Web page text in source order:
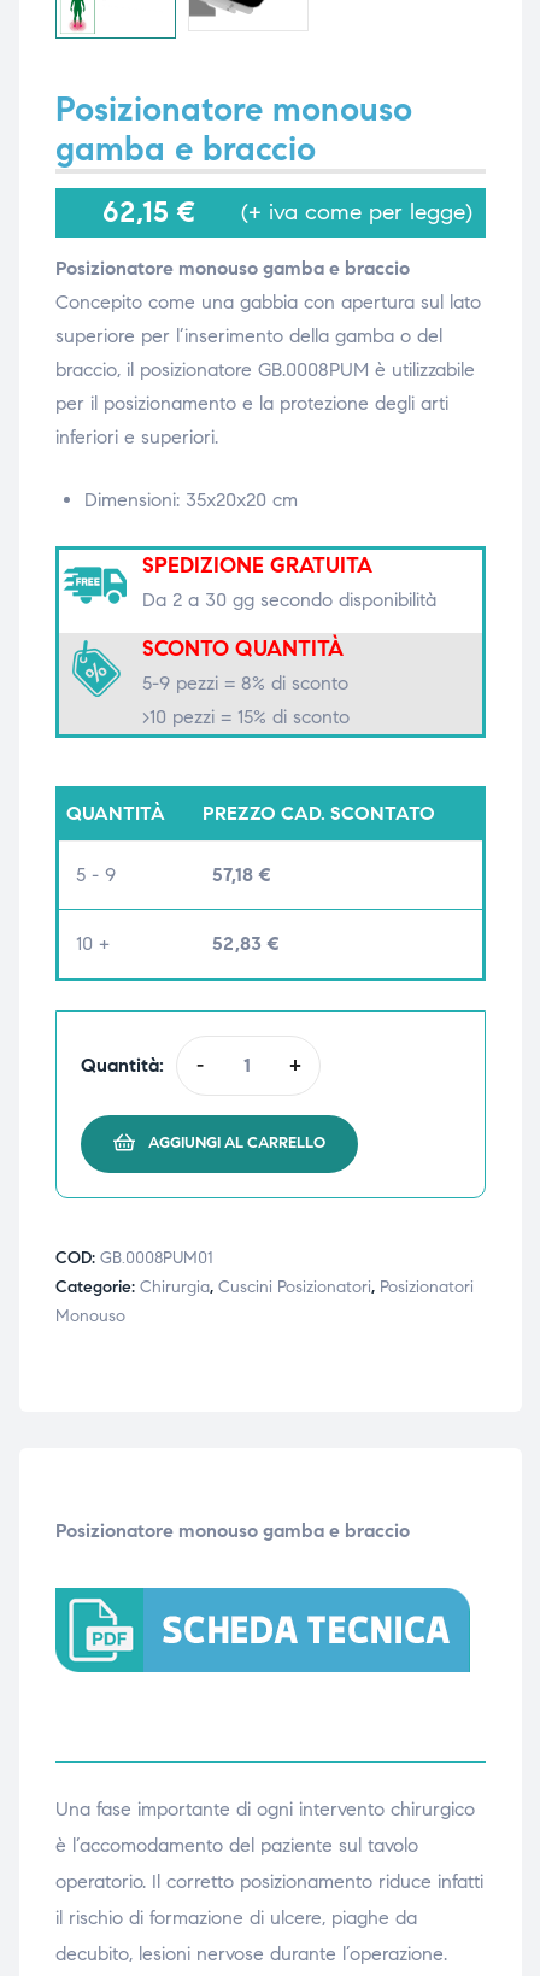
Posizionatore monouso
gamba e braccio
62,15 € (+ iva come per legge)
Posizionatore monouso gamba e braccio
Concepito come una gabbia con apertura sul lato
superiore per l’inserimento della gamba o del
braccio, il posizionatore GB.0008PUM è utilizzabile
per il posizionamento e la protezione degli arti
inferiori e superiori.
Dimensioni: 35x20x20 cm
SPEDIZIONE GRATUITA
Da 2 a 30 gg secondo disponibilità
SCONTO QUANTITÀ
5-9 pezzi = 8% di sconto
>10 pezzi = 15% di sconto
QUANTITÀ PREZZO CAD. SCONTATO
5 - 9 57,18 €
10 + 52,83 €
Quantità: - +
AGGIUNGI AL CARRELLO
COD: GB.0008PUM01
Categorie: Chirurgia, Cuscini Posizionatori, Posizionatori
Monouso
Posizionatore monouso gamba e braccio
Una fase importante di ogni intervento chirurgico
è l’accomodamento del paziente sul tavolo
operatorio. Il corretto posizionamento riduce infatti
il rischio di formazione di ulcere, piaghe da
decubito, lesioni nervose durante l’operazione.